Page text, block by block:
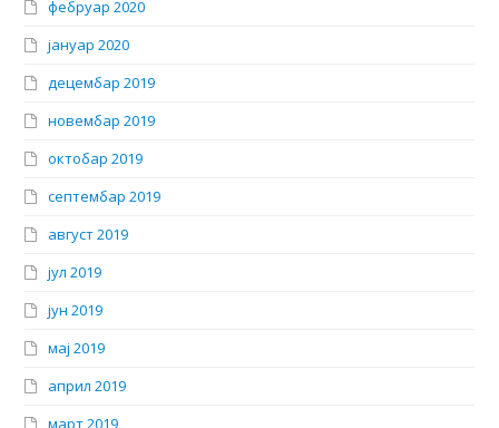
фебруар 2020
јануар 2020
децембар 2019
новембар 2019
октобар 2019
септембар 2019
август 2019
јул 2019
јун 2019
мај 2019
април 2019
март 2019